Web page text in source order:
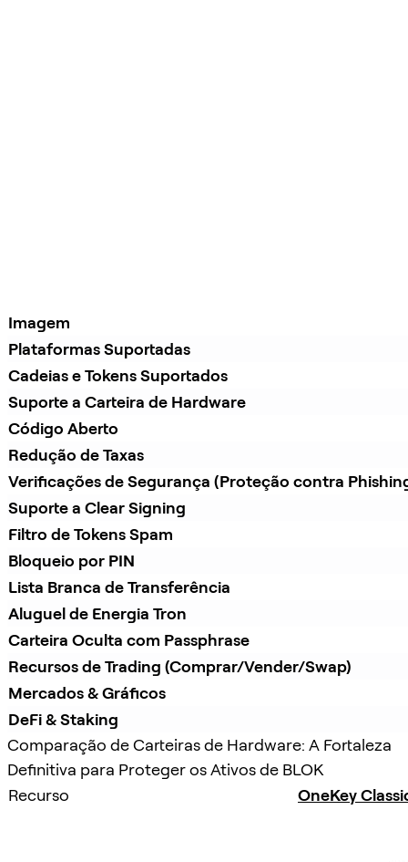
Imagem
Plataformas Suportadas
Cadeias e Tokens Suportados
Suporte a Carteira de Hardware
Código Aberto
Redução de Taxas
Verificações de Segurança (Proteção contra
Suporte a Clear Signing
Filtro de Tokens Spam
Bloqueio por PIN
Lista Branca de Transferência
Aluguel de Energia Tron
Carteira Oculta com Passphrase
Recursos de Trading (Comprar/Vender/Swap)
Mercados & Gráficos
DeFi & Staking
Comparação de Carteiras de Hardware: A Fortaleza
Definitiva para Proteger os Ativos de BLOK
Recurso
OneKey